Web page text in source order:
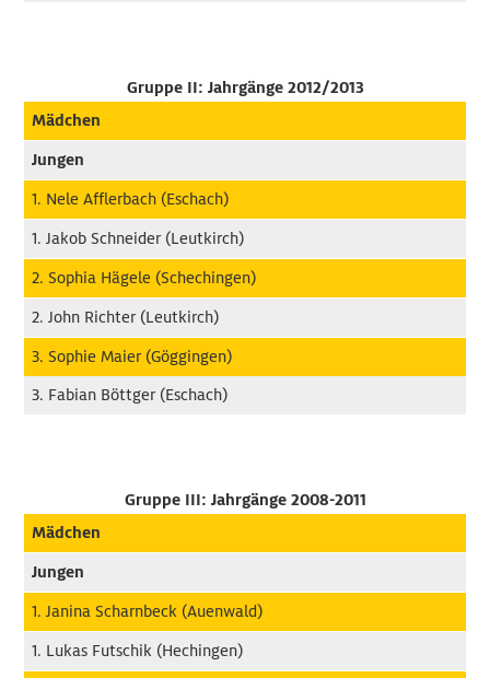
Gruppe II: Jahrgänge 2012/2013
Mädchen
Jungen
1. Nele Afflerbach (Eschach)
1. Jakob Schneider (Leutkirch)
2. Sophia Hägele (Schechingen)
2. John Richter (Leutkirch)
3. Sophie Maier (Göggingen)
3. Fabian Böttger (Eschach)
Gruppe III: Jahrgänge 2008-2011
Mädchen
Jungen
1. Janina Scharnbeck (Auenwald)
1. Lukas Futschik (Hechingen)